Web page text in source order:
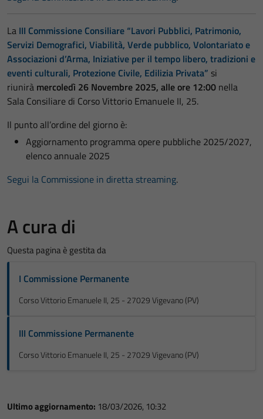
La III Commissione Consiliare “Lavori Pubblici, Patrimonio,
Servizi Demografici, Viabilità, Verde pubblico, Volontariato e
Associazioni d’Arma, Iniziative per il tempo libero, tradizioni e
eventi culturali, Protezione Civile, Edilizia Privata” si
riunirà mercoledì 26 Novembre 2025, alle ore 12:00 nella
Sala Consiliare di Corso Vittorio Emanuele II, 25.
Il punto all’ordine del giorno è:
Aggiornamento programma opere pubbliche 2025/2027,
elenco annuale 2025
Segui la Commissione in diretta streaming.
A cura di
Questa pagina è gestita da
I Commissione Permanente
Corso Vittorio Emanuele II, 25 - 27029 Vigevano (PV)
III Commissione Permanente
Corso Vittorio Emanuele II, 25 - 27029 Vigevano (PV)
Ultimo aggiornamento: 18/03/2026, 10:32